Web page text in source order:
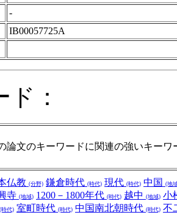
-
IB00057725A
：
論文のキーワードに関連の強いキーワ
仏教 (分野) 鎌倉時代 (時代) 現代 (時代) 中国 (地
寺 (地域) 1200－1800年代 (時代) 越中 (地域) 小
(時代) 室町時代 (時代) 中国南北朝時代 (時代) 不